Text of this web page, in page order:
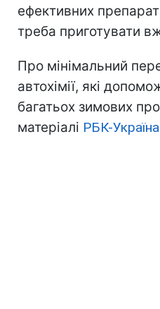
ефективних
треба приготувати
Про мінімальний
автохімії, які
багатьох зимових
матеріалі РБК-Україна